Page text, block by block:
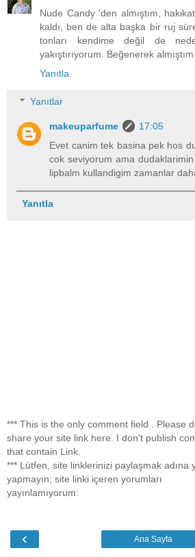
Nude Candy 'den almıştım,
kaldı, ben de alta başka bir ruj
tonları kendime değil de
yakıştırıyorum. Beğenerek almıştım
Yanıtla
Yanıtlar
makeuparfume
17:05
Evet canim tek basina pek hos
cok seviyorum ama
lipbalm kullandigim zamanlar
Yanıtla
*** This is the only comment field . Please
share your site link here. I don't publish
that contain Link.
*** Lütfen, site linklerinizi paylaşmak adına
yapmayın; site linki içeren yorumları
yayınlamıyorum:
‹ Ana Sayfa